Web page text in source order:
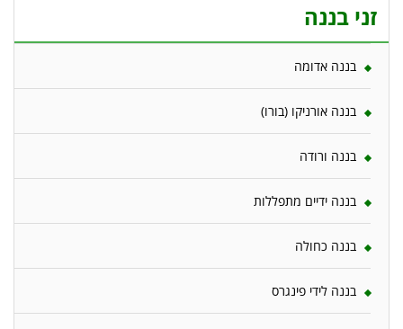
זני בננה
בננה אדומה
בננה אורניקו (בורו)
בננה ורודה
בננה ידיים מתפללות
בננה כחולה
בננה לידי פינגרס